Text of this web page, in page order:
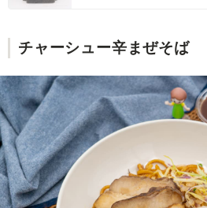
チャーシュー辛まぜそば